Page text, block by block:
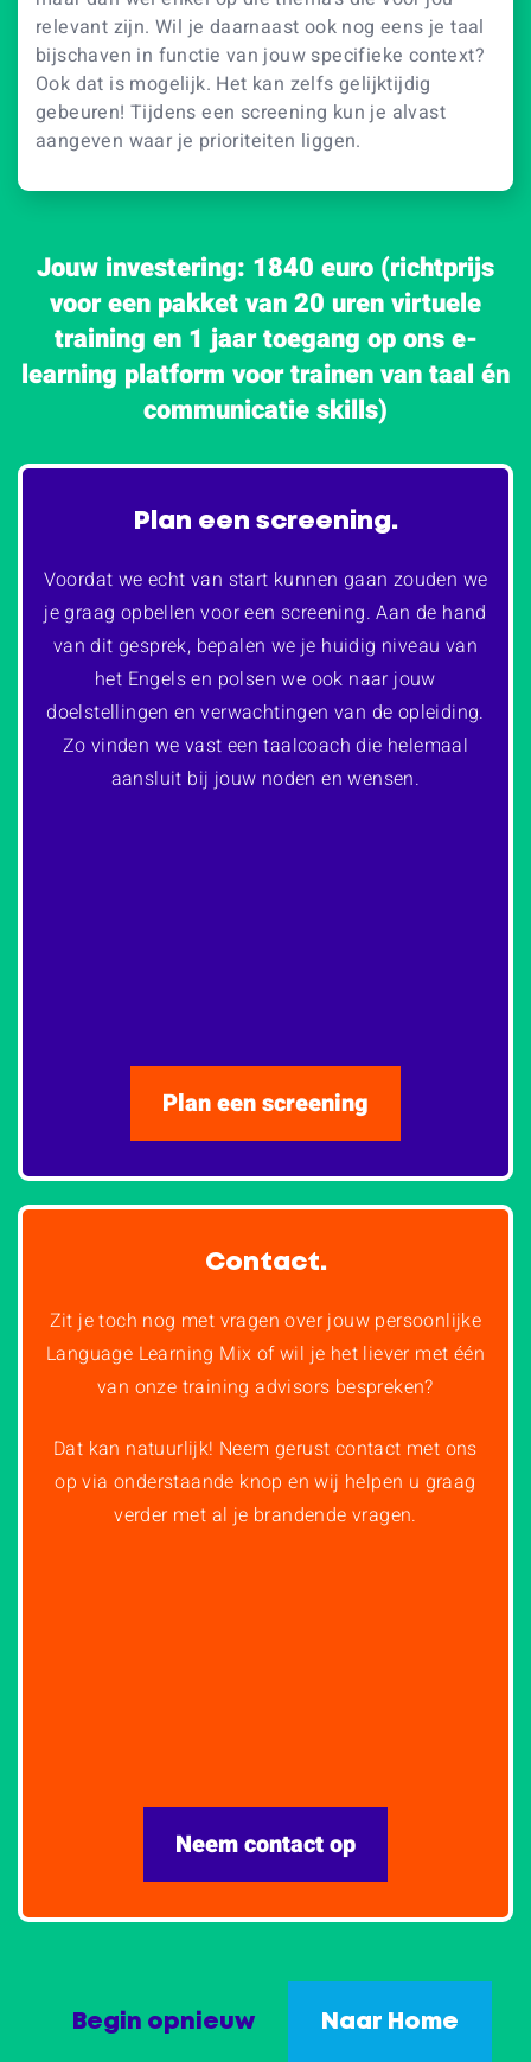
relevant zijn. Wil je daarnaast ook nog eens je taal
bijschaven in functie van jouw specifieke context?
Ook dat is mogelijk. Het kan zelfs gelijktijdig
gebeuren! Tijdens een screening kun je alvast
aangeven waar je prioriteiten liggen.
Jouw investering: 1840 euro (richtprijs
voor een pakket van 20 uren virtuele
training en 1 jaar toegang op ons e-
learning platform voor trainen van taal én
communicatie skills)
Plan een screening.
Voordat we echt van start kunnen gaan zouden we
je graag opbellen voor een screening. Aan de hand
van dit gesprek, bepalen we je huidig niveau van
het Engels en polsen we ook naar jouw
doelstellingen en verwachtingen van de opleiding.
Zo vinden we vast een taalcoach die helemaal
aansluit bij jouw noden en wensen.
Plan een screening
Contact.
Zit je toch nog met vragen over jouw persoonlijke
Language Learning Mix of wil je het liever met één
van onze training advisors bespreken?
Dat kan natuurlijk! Neem gerust contact met ons
op via onderstaande knop en wij helpen u graag
verder met al je brandende vragen.
Neem contact op
Begin opnieuw Naar Home